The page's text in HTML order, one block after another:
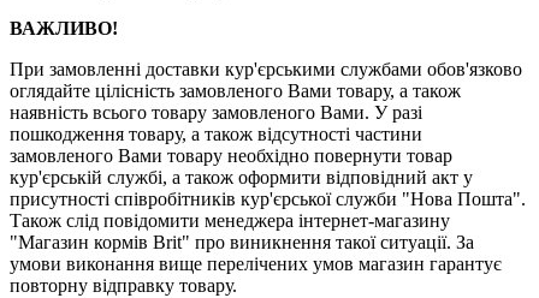
ВАЖЛИВО!
При замовленні доставки кур'єрськими службами обов'язково
оглядайте цілісність замовленого Вами товару, а також
наявність всього товару замовленого Вами. У разі
пошкодження товару, а також відсутності частини
замовленого Вами товару необхідно повернути товар
кур'єрській службі, а також оформити відповідний акт у
присутності співробітників кур'єрської служби "Нова Пошта".
Також слід повідомити менеджера інтернет-магазину
"Магазин кормів Brit" про виникнення такої ситуації. За
умови виконання вище перелічених умов магазин гарантує
повторну відправку товару.